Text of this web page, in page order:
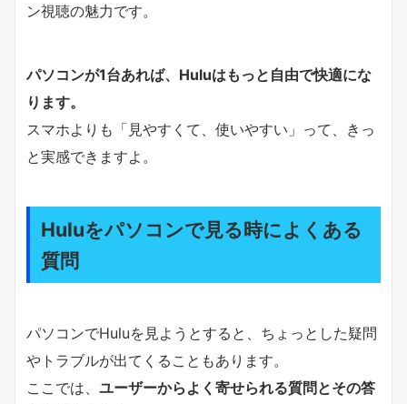
ン視聴の魅力です。
パソコンが1台あれば、Huluはもっと自由で快適にな
ります。
スマホよりも「見やすくて、使いやすい」って、きっ
と実感できますよ。
Huluをパソコンで見る時によくある
質問
パソコンでHuluを見ようとすると、ちょっとした疑問
やトラブルが出てくることもあります。
ここでは、 ユーザーからよく寄せられる質問とその答